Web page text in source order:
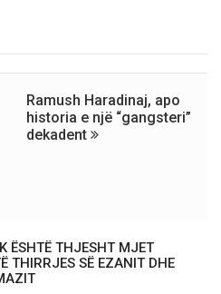
Ramush Haradinaj, apo
historia e një “gangsteri”
dekadent
ËSHTË THJESHT MJET
THIRRJES SË EZANIT DHE